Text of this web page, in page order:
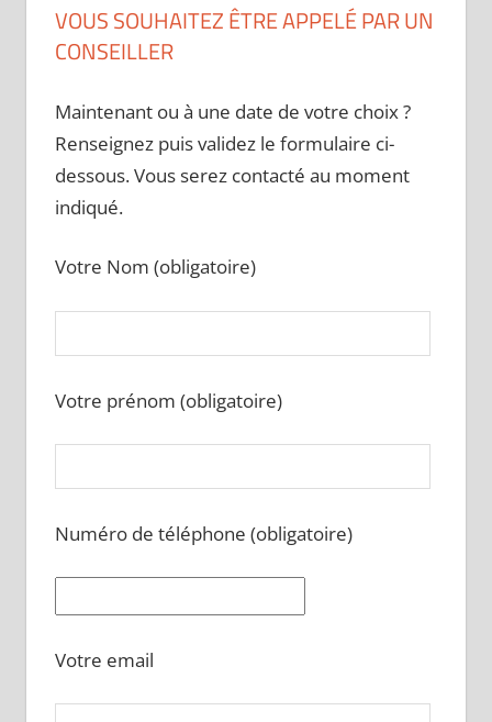
VOUS SOUHAITEZ ÊTRE APPELÉ PAR UN
CONSEILLER
Maintenant ou à une date de votre choix ?
Renseignez puis validez le formulaire ci-
dessous. Vous serez contacté au moment
indiqué.
Votre Nom (obligatoire)
Votre prénom (obligatoire)
Numéro de téléphone (obligatoire)
Votre email